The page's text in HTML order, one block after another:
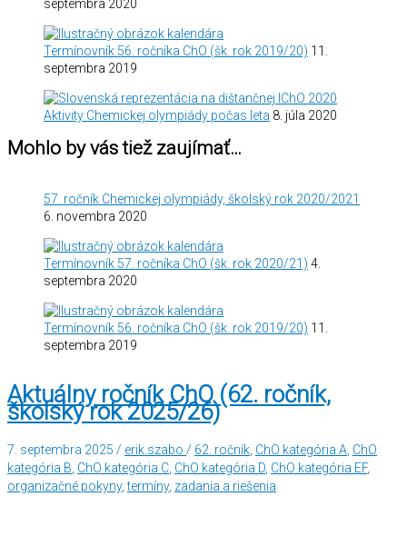
septembra 2020
Termínovník 56. ročníka ChO (šk. rok 2019/20) 11.
septembra 2019
Aktivity Chemickej olympiády počas leta 8. júla 2020
Mohlo by vás tiež zaujímať…
57. ročník Chemickej olympiády, školský rok 2020/2021
6. novembra 2020
Termínovník 57. ročníka ChO (šk. rok 2020/21) 4.
septembra 2020
Termínovník 56. ročníka ChO (šk. rok 2019/20) 11.
septembra 2019
Aktuálny ročník ChO (62. ročník,
školský rok 2025/26)
7. septembra 2025 / erik.szabo / 62. ročník ChO kategória A ChO
kategória B ChO kategória C ChO kategória D ChO kategória EF,
organizačné pokyny,termíny, zadania a riešenia